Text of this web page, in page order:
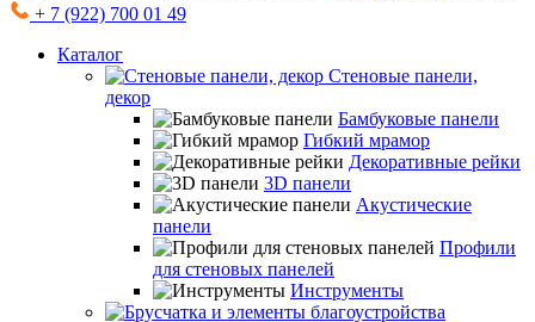
+ 7 (922) 700 01 49
Каталог
Стеновые панели,
декор
Бамбуковые панели
Гибкий мрамор
Декоративные рейки
3D панели
Акустические
панели
Профили
для стеновых панелей
Инструменты